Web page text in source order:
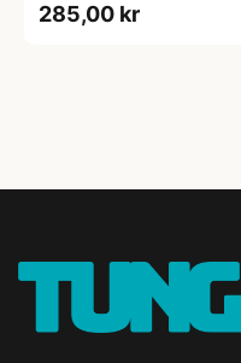
38, Varm og åndbar
285,00 kr